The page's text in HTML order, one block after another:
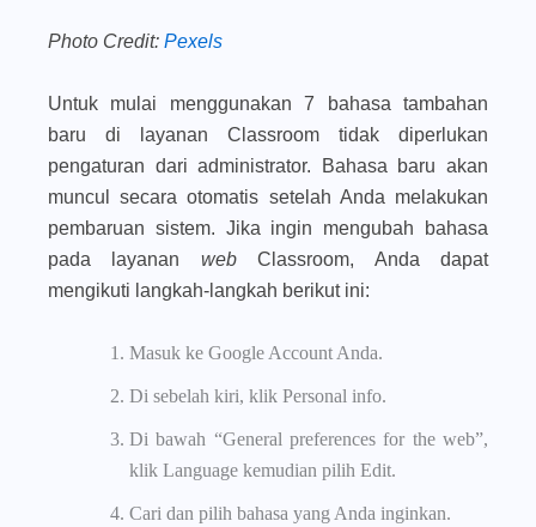
Photo Credit: Pexels
Untuk mulai menggunakan 7 bahasa tambahan
baru di layanan Classroom tidak diperlukan
pengaturan dari administrator. Bahasa baru akan
muncul secara otomatis setelah Anda melakukan
pembaruan sistem. Jika ingin mengubah bahasa
pada layanan webClassroom, Anda dapat
mengikuti langkah-langkah berikut ini:
Masuk ke Google Account Anda.
Di sebelah kiri, klik Personal info.
Di bawah “General preferences for the web”,
klik Language kemudian pilih Edit.
Cari dan pilih bahasa yang Anda inginkan.